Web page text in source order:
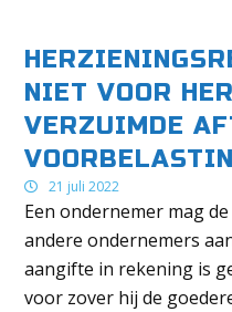
NIET VOOR
VERZUIMDE
21 juli 2022
Een ondernemer mag
andere ondernemers
aangifte in rekening is
voor zover hij de